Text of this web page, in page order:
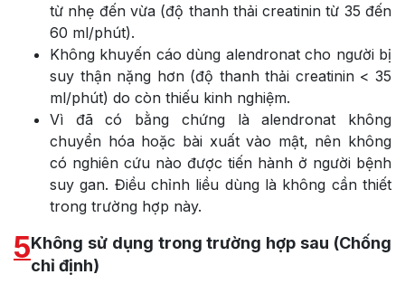
từ nhẹ đến vừa (độ thanh thải creatinin từ 35 đến
60 ml/phút).
Không khuyến cáo dùng alendronat cho người bị
suy thận nặng hơn (độ thanh thải creatinin < 35
ml/phút) do còn thiếu kinh nghiệm.
Vì đã có bằng chứng là alendronat không
chuyển hóa hoặc bài xuất vào mật, nên không
có nghiên cứu nào được tiến hành ở người bệnh
suy gan. Điều chỉnh liều dùng là không cần thiết
trong trường hợp này.
5Không sử dụng trong trường hợp sau (Chống
chỉ định)